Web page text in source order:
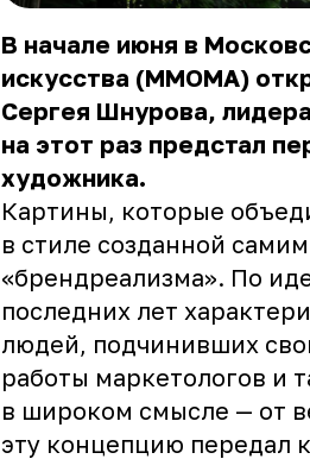
В начале июня в
искусства (ММОМА)
Сергея Шнурова,
на этот раз предстал
художника.
Картины, которые
в стиле созданной
«брендреализма». По
последних лет
людей, подчинивших
работы маркетологов и
в широком смысле — от
эту концепцию передал